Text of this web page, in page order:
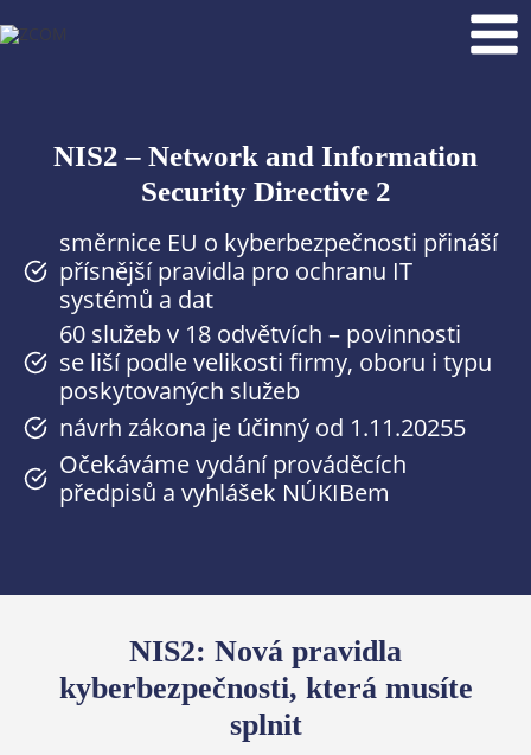
na
obsah
NIS2 – Network and Information
Security Directive 2
směrnice EU o kyberbezpečnosti přináší
přísnější pravidla pro ochranu IT
systémů a dat
60 služeb v 18 odvětvích – povinnosti
se liší podle velikosti firmy, oboru i typu
poskytovaných služeb
návrh zákona je účinný od 1.11.20255
Očekáváme vydání prováděcích
předpisů a vyhlášek NÚKIBem
NIS2: Nová pravidla
kyberbezpečnosti, která musíte
splnit